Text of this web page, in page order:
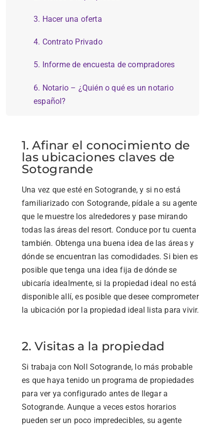
3. Hacer una oferta
4. Contrato Privado
5. Informe de encuesta de compradores
6. Notario – ¿Quién o qué es un notario
español?
1. Afinar el conocimiento de
las ubicaciones claves de
Sotogrande
Una vez que esté en Sotogrande, y si no está
familiarizado con Sotogrande, pídale a su agente
que le muestre los alrededores y pase mirando
todas las áreas del resort. Conduce por tu cuenta
también. Obtenga una buena idea de las áreas y
dónde se encuentran las comodidades. Si bien es
posible que tenga una idea fija de dónde se
ubicaría idealmente, si la propiedad ideal no está
disponible allí, es posible que desee comprometer
la ubicación por la propiedad ideal lista para vivir.
2. Visitas a la propiedad
Si trabaja con Noll Sotogrande, lo más probable
es que haya tenido un programa de propiedades
para ver ya configurado antes de llegar a
Sotogrande. Aunque a veces estos horarios
pueden ser un poco impredecibles, su agente